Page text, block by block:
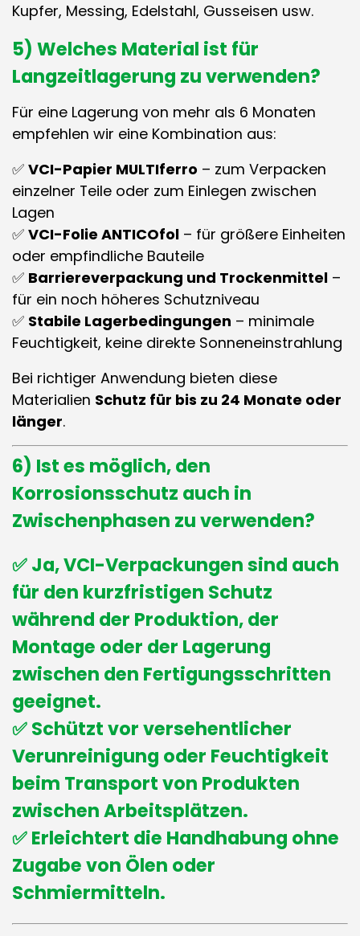
Kupfer, Messing, Edelstahl, Gusseisen usw.
5) Welches Material ist für
Langzeitlagerung zu verwenden?
Für eine Lagerung von mehr als 6 Monaten
empfehlen wir eine Kombination aus:
✅ VCI-Papier MULTIferro – zum Verpacken
einzelner Teile oder zum Einlegen zwischen
Lagen
✅ VCI-Folie ANTICOfol – für größere Einheiten
oder empfindliche Bauteile
✅ Barriereverpackung und Trockenmittel –
für ein noch höheres Schutzniveau
✅ Stabile Lagerbedingungen – minimale
Feuchtigkeit, keine direkte Sonneneinstrahlung
Bei richtiger Anwendung bieten diese
Materialien Schutz für bis zu 24 Monate oder
länger.
6) Ist es möglich, den
Korrosionsschutz auch in
Zwischenphasen zu verwenden?
✅ Ja, VCI-Verpackungen sind auch
für den kurzfristigen Schutz
während der Produktion, der
Montage oder der Lagerung
zwischen den Fertigungsschritten
geeignet.
✅ Schützt vor versehentlicher
Verunreinigung oder Feuchtigkeit
beim Transport von Produkten
zwischen Arbeitsplätzen.
✅ Erleichtert die Handhabung ohne
Zugabe von Ölen oder
Schmiermitteln.